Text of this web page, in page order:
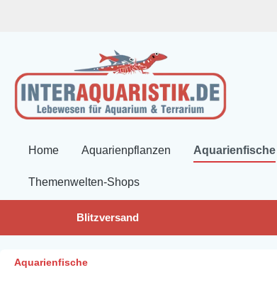
Home Aquarienpflanzen Aquarienfische
Themenwelten-Shops
Blitzversand
Aquarienfische